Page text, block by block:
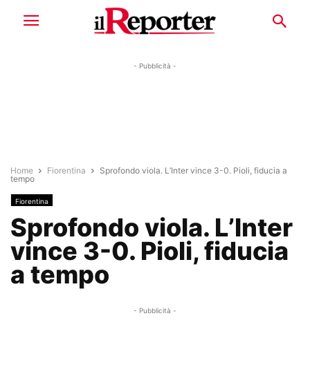
- Pubblicità -
Home Fiorentina
Sprofondo viola. L’Inter vince 3-0. Pioli, fiducia a
tempo
Fiorentina
Sprofondo viola. L’Inter
vince 3-0. Pioli, fiducia
a tempo
- Pubblicità -